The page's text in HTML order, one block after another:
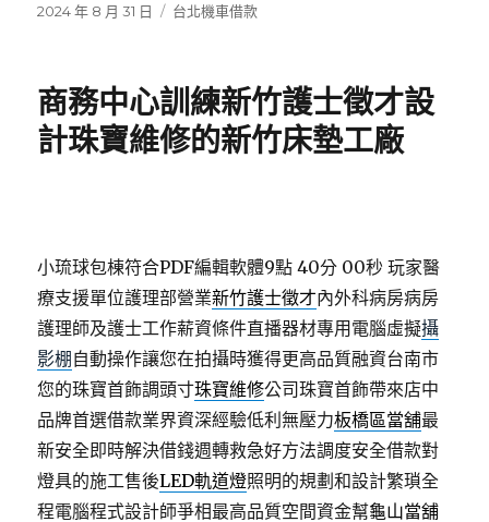
發
2024 年 8 月 31 日
分
台北機車借款
商務中心訓練新竹護士徵才設
計珠寶維修的新竹床墊工廠
小琉球包棟符合PDF編輯軟體9點 40分 00秒 玩家醫
療支援單位護理部營業新竹護士徵才內外科病房病房
護理師及護士工作薪資條件直播器材專用電腦虛擬攝
影棚 自動操作讓您在拍攝時獲得更高品質融資台南市
您的珠寶首飾調頭寸珠寶維修公司珠寶首飾帶來店中
品牌首選借款業界資深經驗低利無壓力板橋區當舖最
新安全即時解決借錢週轉救急好方法調度安全借款對
燈具的施工售後LED軌道燈照明的規劃和設計繁瑣全
程電腦程式設計師爭相最高品質空間資金幫龜山當舖